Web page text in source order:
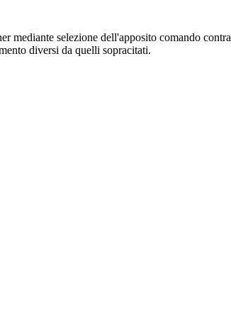
mediante selezione dell'apposito comando
diversi da quelli sopracitati.